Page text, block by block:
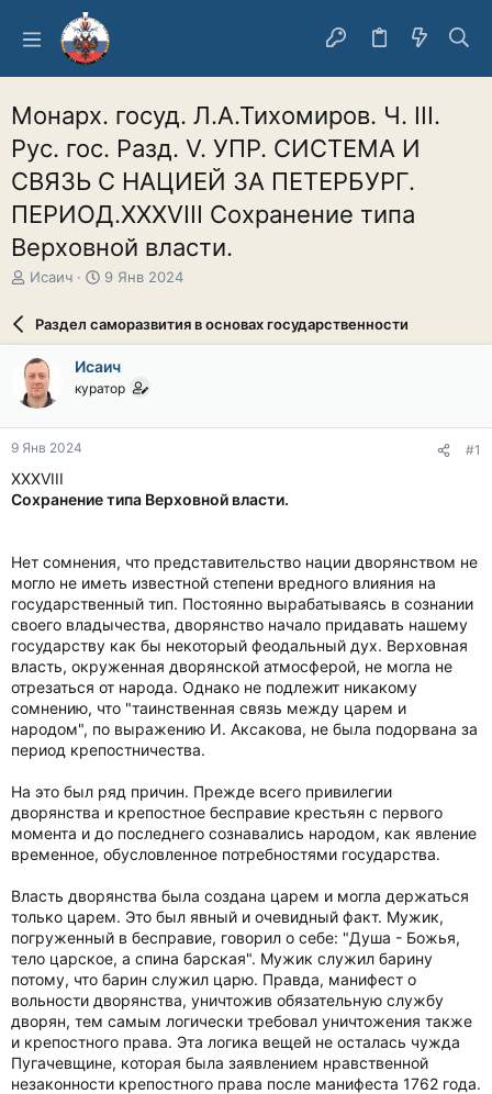
Монарх. госуд. Л.А.Тихомиров. Ч. III.
Рус. гос. Разд. V. УПР. СИСТЕМА И
СВЯЗЬ С НАЦИЕЙ ЗА ПЕТЕРБУРГ.
ПЕРИОД.XXXVIII Сохранение типа
Верховной власти.
А
о
р
т
е
м
ы
Исаич
Д
а
а
ч
л
9 Янв 2024
Раздел саморазвития в основах государственности
Исаич
куратор
9 Янв 2024 #1
XXXVIII
Сохранение типа Верховной власти.
Нет сомнения, что представительство нации дворянством не
могло не иметь известной степени вредного влияния на
государственный тип. Постоянно вырабатываясь в сознании
своего владычества, дворянство начало придавать нашему
государству как бы некоторый феодальный дух. Верховная
власть, окруженная дворянской атмосферой, не могла не
отрезаться от народа. Однако не подлежит никакому
сомнению, что "таинственная связь между царем и
народом", по выражению И. Аксакова, не была подорвана за
период крепостничества.
На это был ряд причин. Прежде всего привилегии
дворянства и крепостное бесправие крестьян с первого
момента и до последнего сознавались народом, как явление
временное, обусловленное потребностями государства.
Власть дворянства была создана царем и могла держаться
только царем. Это был явный и очевидный факт. Мужик,
погруженный в бесправие, говорил о себе: "Душа - Божья,
тело царское, а спина барская". Мужик служил барину
потому, что барин служил царю. Правда, манифест о
вольности дворянства, уничтожив обязательную службу
дворян, тем самым логически требовал уничтожения также
и крепостного права. Эта логика вещей не осталась чужда
Пугачевщине, которая была заявлением нравственной
незаконности крепостного права после манифеста 1762 года.